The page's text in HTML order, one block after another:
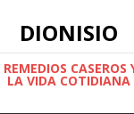
DIONISIO
CASEROS
LA VIDA COTIDIANA